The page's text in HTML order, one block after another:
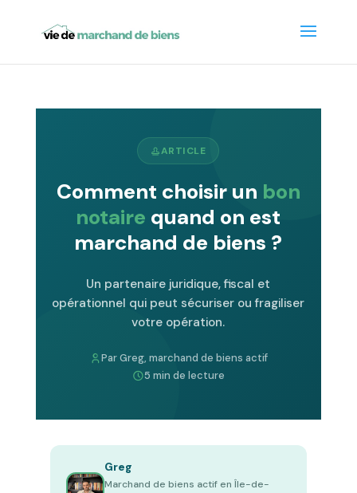
ARTICLE
Comment choisir un bon
notaire quand on est
marchand de biens ?
Un partenaire juridique, fiscal et
opérationnel qui peut sécuriser ou fragiliser
votre opération.
Par Greg, marchand de biens actif
5 min de lecture
Greg
Marchand de biens actif en Île-de-